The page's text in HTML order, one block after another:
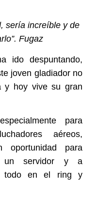
sería increíble y de
Fugaz
ido despuntando,
joven gladiador no
y hoy vive su gran
para
aéreos,
oportunidad para
un servidor y a
todo en el ring y